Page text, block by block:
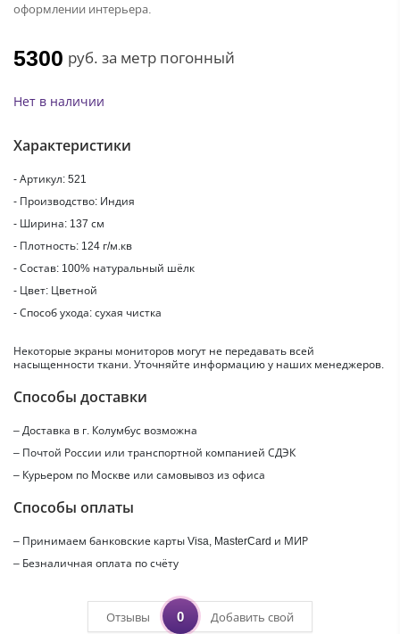
оформлении интерьера.
5300 руб. за метр погонный
Нет в наличии
Характеристики
- Артикул: 521
- Производство: Индия
- Ширина: 137 см
- Плотность: 124 г/м.кв
- Состав: 100% натуральный шёлк
- Цвет: Цветной
- Способ ухода: сухая чистка
Некоторые экраны мониторов могут не передавать всей
насыщенности ткани. Уточняйте информацию у наших менеджеров.
Способы доставки
– Доставка в г. Колумбус возможна
– Почтой России или транспортной компанией СДЭК
– Курьером по Москве или самовывоз из офиса
Способы оплаты
– Принимаем банковские карты Visa, MasterCard и МИР
– Безналичная оплата по счёту
Отзывы 0 Добавить свой